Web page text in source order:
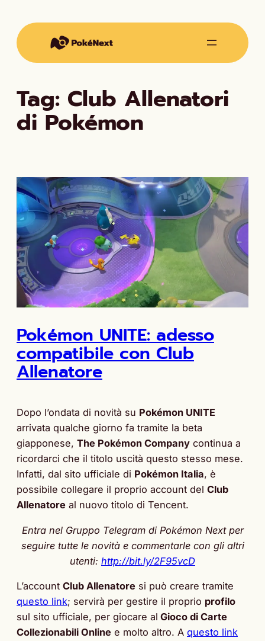
contenuto
Tag: Club Allenatori
di Pokémon
Pokémon UNITE: adesso
compatibile con Club
Allenatore
Dopo l’ondata di novità su Pokémon UNITE
arrivata qualche giorno fa tramite la beta
giapponese, The Pokémon Company continua a
ricordarci che il titolo uscità questo stesso mese.
Infatti, dal sito ufficiale di Pokémon Italia, è
possibile collegare il proprio account del Club
Allenatore al nuovo titolo di Tencent.
Entra nel Gruppo Telegram di Pokémon Next per
seguire tutte le novità e commentarle con gli altri
utenti: http://bit.ly/2F95vcD
L’account Club Allenatore si può creare tramite
questo link; servirà per gestire il proprio profilo
sul sito ufficiale, per giocare al Gioco di Carte
Collezionabili Online e molto altro. A questo link